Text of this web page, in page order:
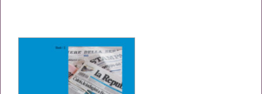
era:
€16,00.
è:
€15,20.